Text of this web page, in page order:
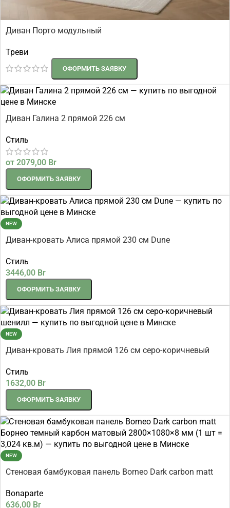
Диван Порто модульный
Треви
ОФОРМИТЬ ЗАЯВКУ
Диван Галина 2 прямой 226 см
Стиль
от 2079,00 Br
ОФОРМИТЬ ЗАЯВКУ
NEW
Диван-кровать Алиса прямой 230 см Dune
Стиль
3446,00 Br
ОФОРМИТЬ ЗАЯВКУ
NEW
Диван-кровать Лия прямой 126 см серо-коричневый
Стиль
1632,00 Br
ОФОРМИТЬ ЗАЯВКУ
NEW
Стеновая бамбуковая панель Borneo Dark carbon matt
= 3,024 кв.м)
Bonaparte
636,00 Br